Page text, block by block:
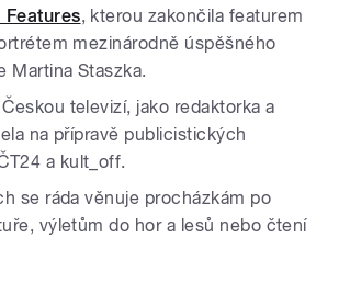
, kterou zakončila featurem
mezinárodně úspěšného
Martina Staszka.
televizí, jako redaktorka a
na přípravě publicistických
a kult_off.
se ráda věnuje procházkám po
výletům do hor a lesů nebo čtení